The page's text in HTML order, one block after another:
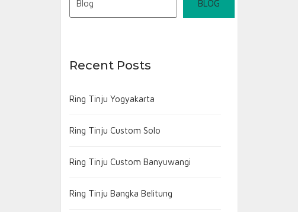
BLOG
Recent Posts
Ring Tinju Yogyakarta
Ring Tinju Custom Solo
Ring Tinju Custom Banyuwangi
Ring Tinju Bangka Belitung